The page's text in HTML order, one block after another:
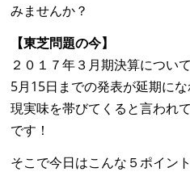
みませんか？
【東芝問題の今】
２０１７年３月期決算につい
5月15日までの発表が延期に
現実味を帯びてくると言われ
です！
そこで今日はこんな５ポイン